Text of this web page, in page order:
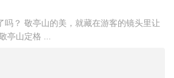
吗？ 敬亭山的美，就藏在游客的镜头里让
亭山定格 ...